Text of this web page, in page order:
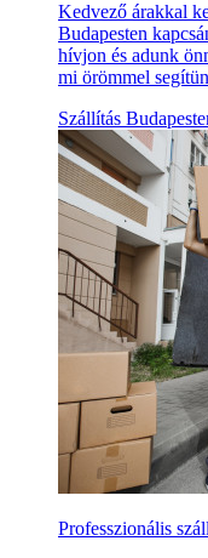
Kedvező árakkal
Budapesten
hívjon és adunk
mi örömmel
Szállítás
Professzionális